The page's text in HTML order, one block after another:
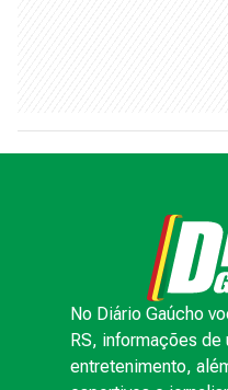
No Diário Gaúcho
RS, informações
entretenimento,